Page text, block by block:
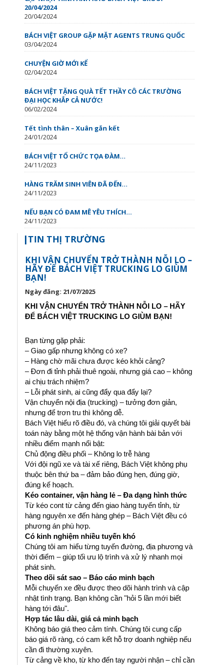
20/04/2024
20/04/2024
BÁCH VIỆT GROUP GẶP MẶT AGENTS TRUNG QUỐC
03/04/2024
CHUYỆN GIỜ MỚI KỂ
02/04/2024
BÁCH VIỆT TẶNG QUÀ TẾT THẦY CÔ CÁC TRƯỜNG
ĐẠI HỌC KHẮP CẢ NƯỚC!
06/02/2024
Tết tình thân – Xuân gắn kết
24/01/2024
BÁCH VIỆT TỔ CHỨC TỌA ĐÀM...
24/11/2023
HÀNG TRĂM SINH VIÊN ĐÃ ĐẾN...
24/11/2023
NẾU BẠN CÓ ĐAM MÊ YÊU THÍCH...
24/11/2023
TIN THỊ TRƯỜNG
KHI VẬN CHUYỂN TRỞ THÀNH NỖI LO –
HÃY ĐỂ BÁCH VIỆT TRUCKING LO GIÙM
BẠN!
Ngày đăng: 21/07/2025
KHI VẬN CHUYỂN TRỞ THÀNH NỖI LO – HÃY
ĐỂ BÁCH VIỆT TRUCKING LO GIÙM BẠN!
Bạn từng gặp phải:
– Giao gấp nhưng không có xe?
– Hàng chờ mãi chưa được kéo khỏi cảng?
– Đơn đi tỉnh phải thuê ngoài, nhưng giá cao – không
ai chịu trách nhiệm?
– Lỗi phát sinh, ai cũng đẩy qua đẩy lại?
Vận chuyển nội địa (trucking) – tưởng đơn giản,
nhưng để trơn tru thì không dễ.
Bách Việt hiểu rõ điều đó, và chúng tôi giải quyết bài
toán này bằng một hệ thống vận hành bài bản với
nhiều điểm mạnh nổi bật:
Chủ động điều phối – Không lo trễ hàng
Với đội ngũ xe và tài xế riêng, Bách Việt không phụ
thuộc bên thứ ba – đảm bảo đúng hẹn, đúng giờ,
đúng kế hoạch.
Kéo container, vận hàng lẻ – Đa dạng hình thức
Từ kéo cont từ cảng đến giao hàng tuyến tỉnh, từ
hàng nguyên xe đến hàng ghép – Bách Việt đều có
phương án phù hợp.
Có kinh nghiệm nhiều tuyến khó
Chúng tôi am hiểu từng tuyến đường, địa phương và
thời điểm – giúp tối ưu lộ trình và xử lý nhanh mọi
phát sinh.
Theo dõi sát sao – Báo cáo minh bạch
Mỗi chuyến xe đều được theo dõi hành trình và cập
nhật tình trạng. Bạn không cần "hỏi 5 lần mới biết
hàng tới đâu".
Hợp tác lâu dài, giá cả minh bạch
Không báo giá theo cảm tính. Chúng tôi cung cấp
báo giá rõ ràng, có cam kết hỗ trợ doanh nghiệp nếu
cần đi thường xuyên.
Từ cảng về kho, từ kho đến tay người nhận – chỉ cần